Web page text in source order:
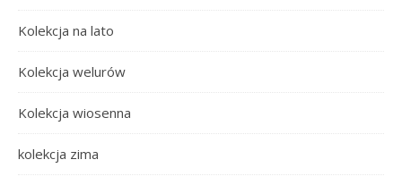
Kolekcja na lato
Kolekcja welurów
Kolekcja wiosenna
kolekcja zima